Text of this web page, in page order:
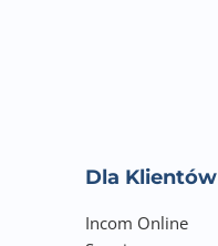
Dla Klientów
Incom Online